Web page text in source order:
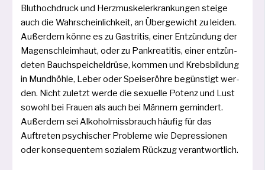
Bluthochdruck und Herzmuskelerkrankungen stei­ge
auch die Wahrscheinlichkeit, an Übergewicht zu lei­den.
Außerdem kön­ne es zu Gastritis, einer Entzündung der
Magenschleimhaut, oder zu Pankreatitis, einer ent­zün­
de­ten Bauchspeicheldrüse, kom­men und Krebsbildung
in Mundhöhle, Leber oder Speiseröhre begüns­tigt wer­
den. Nicht zuletzt wer­de die sexu­el­le Potenz und Lust
sowohl bei Frauen als auch bei Männern gemin­dert.
Außerdem sei Alkoholmissbrauch häu­fig für das
Auftreten psy­chi­scher Probleme wie Depressionen
oder kon­se­quen­tem sozia­lem Rückzug verantwortlich.